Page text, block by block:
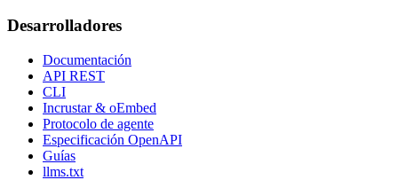
Desarrolladores
Documentación
API REST
CLI
Incrustar & oEmbed
Protocolo de agente
Especificación OpenAPI
Guías
llms.txt